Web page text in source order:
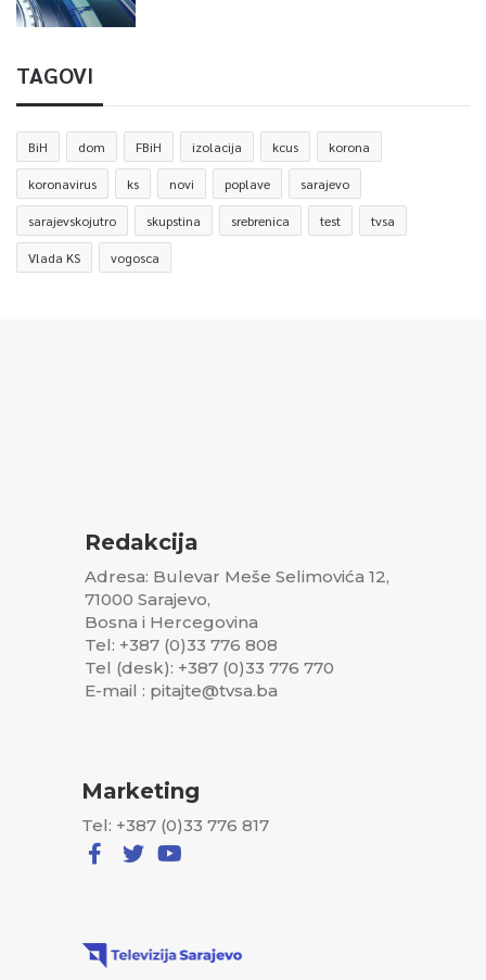
TAGOVI
BiH dom FBiH izolacija kcus korona
koronavirus ks novi poplave sarajevo
sarajevskojutro skupstina srebrenica test tvsa
Vlada KS vogosca
Redakcija
Adresa: Bulevar Meše Selimovića 12,
71000 Sarajevo,
Bosna i Hercegovina
Tel: +387 (0)33 776 808
Tel (desk): +387 (0)33 776 770
E-mail : pitajte@tvsa.ba
Marketing
Tel: +387 (0)33 776 817